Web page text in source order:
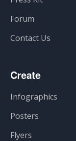
Forum
Contact Us
Create
Infographics
Posters
Flyers